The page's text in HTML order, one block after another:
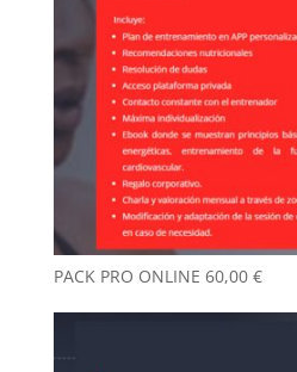
PACK PRO ONLINE 60,00 €